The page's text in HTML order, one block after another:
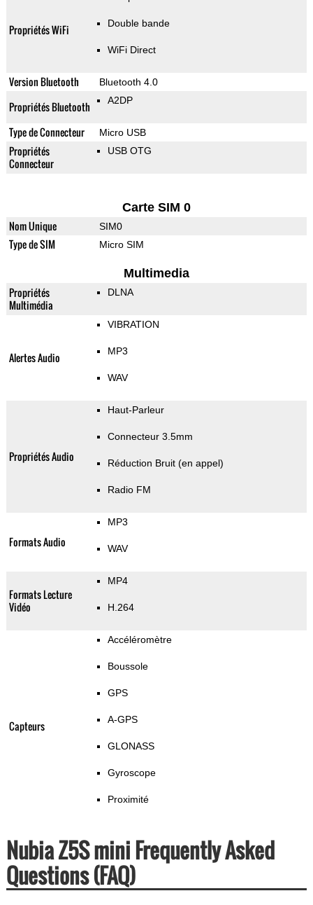
Propriétés WiFi Double bande
WiFi Direct
Version Bluetooth Bluetooth 4.0
Propriétés Bluetooth A2DP
Type de Connecteur Micro USB
Propriétés
Connecteur
USB OTG
Carte SIM 0
Nom Unique SIM0
Type de SIM Micro SIM
Multimedia
Propriétés
Multimédia
DLNA
Alertes Audio
VIBRATION
MP3
WAV
Propriétés Audio
Haut-Parleur
Connecteur 3.5mm
Réduction Bruit (en appel)
Radio FM
Formats Audio
MP3
WAV
Formats Lecture
Vidéo
MP4
H.264
Capteurs
Accéléromètre
Boussole
GPS
A-GPS
GLONASS
Gyroscope
Proximité
Nubia Z5S mini Frequently Asked
Questions (FAQ)